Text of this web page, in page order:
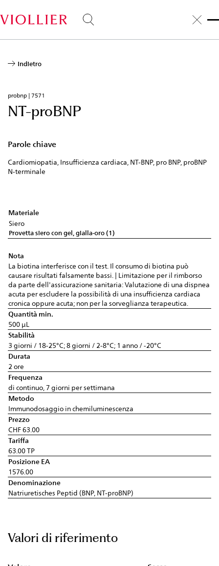
al
contenuto
Indietro
probnp | 7571
NT-proBNP
Parole chiave
Cardiomiopatia, Insufficienza cardiaca, NT-BNP, pro BNP, proBNP
N-terminale
Materiale
Siero
Provetta siero con gel, gialla-oro (1)
Nota
La biotina interferisce con il test. Il consumo di biotina può
causare risultati falsamente bassi. | Limitazione per il rimborso
da parte dell'assicurazione sanitaria: Valutazione di una dispnea
acuta per escludere la possibilità di una insufficienza cardiaca
cronica oppure acuta; non per la sorveglianza terapeutica.
Quantità min.
500 µL
Stabilità
3 giorni / 18-25°C; 8 giorni / 2-8°C; 1 anno / -20°C
Durata
2 ore
Frequenza
di continuo, 7 giorni per settimana
Metodo
Immunodosaggio in chemiluminescenza
Prezzo
CHF 63.00
Tariffa
63.00 TP
Posizione EA
1576.00
Denominazione
Natriuretisches Peptid (BNP, NT-proBNP)
Valori di riferimento